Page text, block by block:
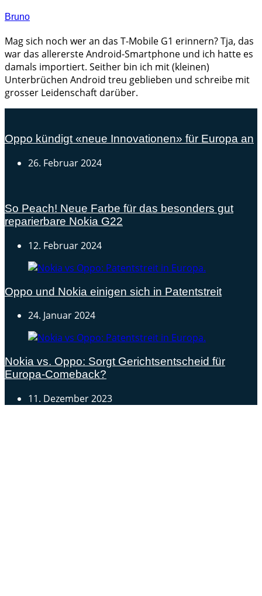
Bruno
Mag sich noch wer an das T-Mobile G1 erinnern? Tja, das
war das allererste Android-Smartphone und ich hatte es
damals importiert. Seither bin ich mit (kleinen)
Unterbrüchen Android treu geblieben und schreibe mit
grosser Leidenschaft darüber.
Oppo kündigt «neue Innovationen» für Europa an
26. Februar 2024
So Peach! Neue Farbe für das besonders gut
reparierbare Nokia G22
12. Februar 2024
Oppo und Nokia einigen sich in Patentstreit
24. Januar 2024
Nokia vs. Oppo: Sorgt Gerichtsentscheid für
Europa-Comeback?
11. Dezember 2023